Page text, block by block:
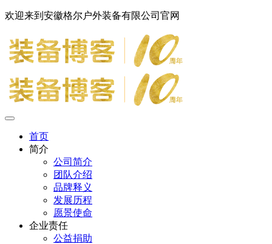
欢迎来到安徽格尔户外装备有限公司官网
首页
简介
公司简介
团队介绍
品牌释义
发展历程
愿景使命
企业责任
公益捐助